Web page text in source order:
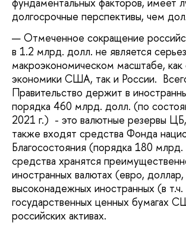
долгосрочные перспективы, чем
Отмеченное сокращение
в 1.2 млрд. долл. не является
макроэкономическом масштабе, как
экономики США, так и России.
Правительство держит в
порядка 460 млрд. долл. (по
2021 г.) - это валютные резервы
также входят средства Фонда
Благосостояния (порядка 180
средства хранятся
иностранных валютах (евро,
высоконадежных иностранных (в т.ч.
государственных ценных бумагах
российских активах.